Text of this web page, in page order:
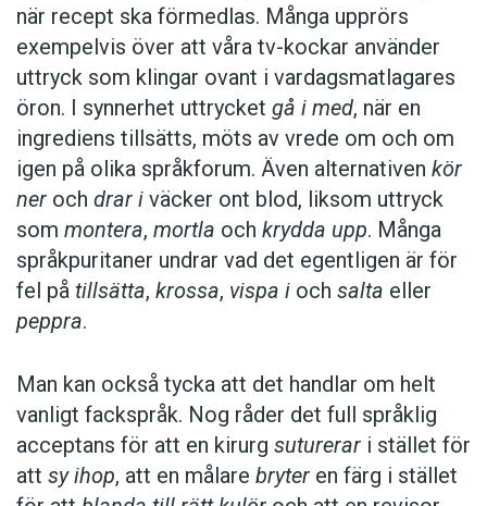
när recept ska förmedlas. Många upprörs
exempelvis över att våra tv-kockar använder
uttryck som klingar ovant i vardagsmatlagares
öron. I synnerhet uttrycket gå i med, när en
ingrediens tillsätts, möts av vrede om och om
igen på olika språkforum. Även alternativen kör
ner och drar i väcker ont blod, liksom uttryck
som montera, mortla och krydda upp. Många
språkpuritaner undrar vad det egentligen är för
fel på tillsätta, krossa, vispa i och salta eller
peppra.
Man kan också tycka att det handlar om helt
vanligt fackspråk. Nog råder det full språklig
acceptans för att en kirurg suturerar i stället för
att sy ihop, att en målare bryter en färg i stället